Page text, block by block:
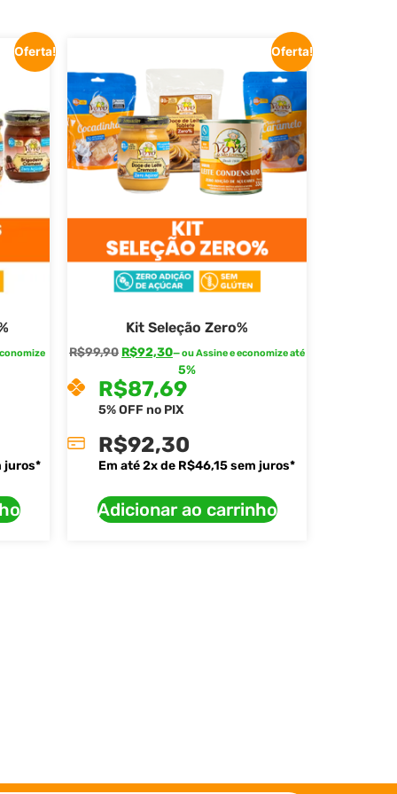
Oferta!
juros*
Oferta!
Kit Seleção Zero%
R$99,90 R$92,30—ou Assine e economize até
5%
R$87,69
5% OFF no PIX
R$92,30
Em até2x de R$46,15sem juros*
Adicionar ao carrinho